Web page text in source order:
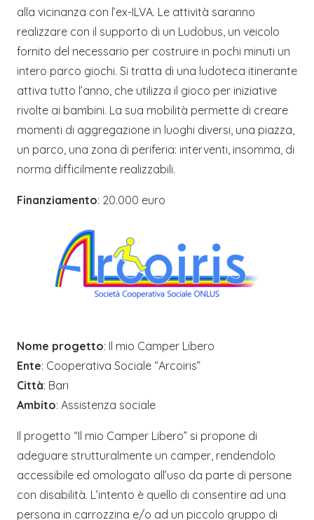
alla vicinanza con l’ex-ILVA. Le attività saranno
realizzare con il supporto di un Ludobus, un veicolo
fornito del necessario per costruire in pochi minuti un
intero parco giochi. Si tratta di una ludoteca itinerante
attiva tutto l’anno, che utilizza il gioco per iniziative
rivolte ai bambini. La sua mobilità permette di creare
momenti di aggregazione in luoghi diversi, una piazza,
un parco, una zona di periferia: interventi, insomma, di
norma difficilmente realizzabili.
Finanziamento: 20.000 euro
Nome progetto: Il mio Camper Libero
Ente: Cooperativa Sociale “Arcoiris”
Città: Bari
Ambito: Assistenza sociale
Il progetto “Il mio Camper Libero” si propone di
adeguare strutturalmente un camper, rendendolo
accessibile ed omologato all’uso da parte di persone
con disabilità. L’intento è quello di consentire ad una
persona in carrozzina e/o ad un piccolo gruppo di